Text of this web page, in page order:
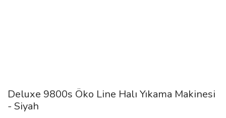
Deluxe 9800s Öko Line Halı Yıkama Makinesi
- Siyah